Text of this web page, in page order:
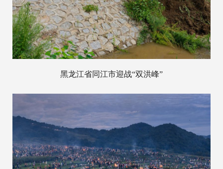
黑龙江省同江市迎战“双洪峰”